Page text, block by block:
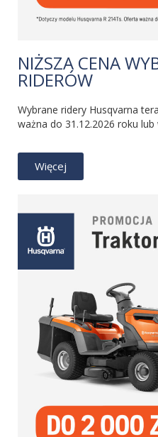
NIŻSZA CENA
RIDERÓW
Wybrane ridery Husqvarna
ważna do 31.12.2026 roku
Więcej